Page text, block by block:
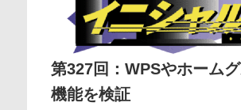
第327回：WPSやホーム
機能を検証